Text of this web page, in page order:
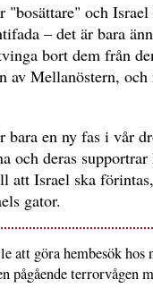
och Israel
– det är bara
bort dem från
av Mellanöstern,
bara en ny fas i vår
och deras
att Israel ska
gator.
att göra hembesök hos
pågående terrorvågen